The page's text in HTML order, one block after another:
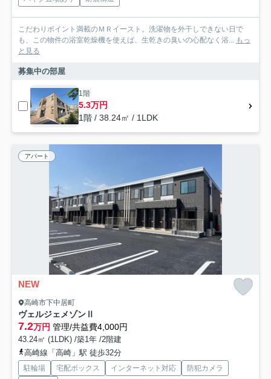
こだわりポイント満載のＭＲイースト。洗濯物を外干しできない日で
も、この物件の浴室乾燥機を使えば、生乾きの臭いの心配なく浴... もっ
と見る
募集中の部屋
1階
5.3万円
1階 / 38.24㎡ / 1LDK
アパート
NEW
高崎市下中居町
ヴェルジェメゾンⅡ
7.2万円 管理/共益費4,000円
43.24㎡ (1LDK) /築1年 /2階建
高崎線「高崎」駅 徒歩32分
駐輪場 宅配ボックス インターネット対応
防犯カメラ